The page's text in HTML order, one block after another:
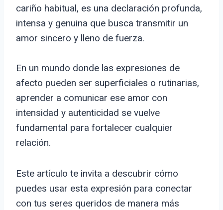
cariño habitual, es una declaración profunda,
intensa y genuina que busca transmitir un
amor sincero y lleno de fuerza.
En un mundo donde las expresiones de
afecto pueden ser superficiales o rutinarias,
aprender a comunicar ese amor con
intensidad y autenticidad se vuelve
fundamental para fortalecer cualquier
relación.
Este artículo te invita a descubrir cómo
puedes usar esta expresión para conectar
con tus seres queridos de manera más